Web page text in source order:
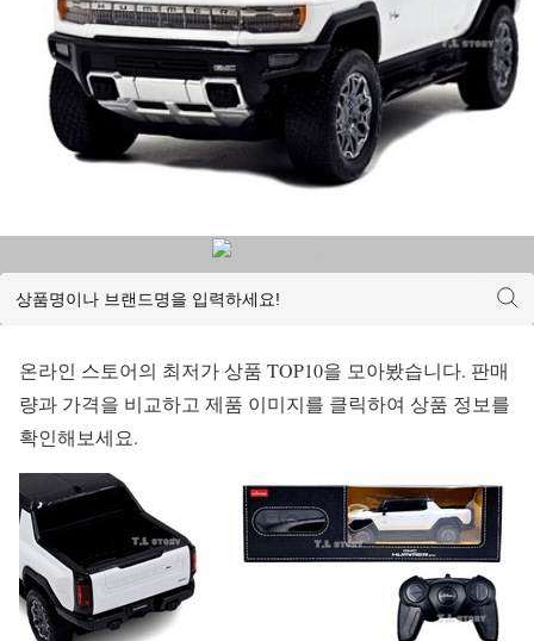
온라인 스토어의 최저가 상품 TOP10을 모아봤습니다. 판매
량과 가격을 비교하고 제품 이미지를 클릭하여 상품 정보를
확인해보세요.